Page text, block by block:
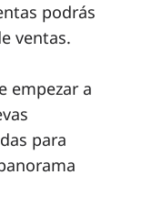
podrás
ventas.
empezar a
para